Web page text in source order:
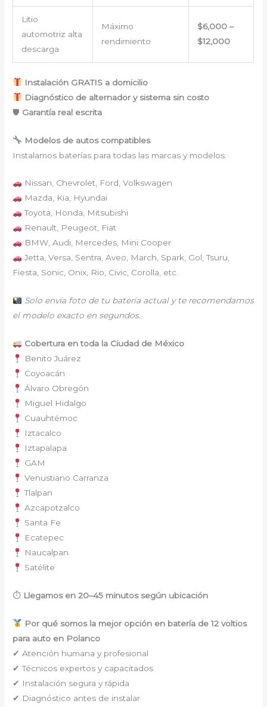
Litio
automotriz alta
descarga
Máximo
rendimiento
$6,000 –
$12,000
Instalación GRATIS a domicilio
Diagnóstico de alternador y sistema sin costo
🛡 Garantía real escrita
Modelos de autos compatibles
Instalamos baterías para todas las marcas y modelos:
Nissan, Chevrolet, Ford, Volkswagen
Mazda, Kia, Hyundai
Toyota, Honda, Mitsubishi
Renault, Peugeot, Fiat
BMW, Audi, Mercedes, Mini Cooper
Jetta, Versa, Sentra, Aveo, March, Spark, Gol, Tsuru,
Fiesta, Sonic, Onix, Rio, Civic, Corolla, etc.
Solo envía foto de tu batería actual y te recomendamos
el modelo exacto en segundos.
Cobertura en toda la Ciudad de México
Benito Juárez
Coyoacán
Álvaro Obregón
Miguel Hidalgo
Cuauhtémoc
Iztacalco
Iztapalapa
GAM
Venustiano Carranza
Tlalpan
Azcapotzalco
Santa Fe
Ecatepec
Naucalpan
Satélite
⏱ Llegamos en 20–45 minutos según ubicación
Por qué somos la mejor opción en batería de 12 voltios
para auto en Polanco
✔ Atención humana y profesional
✔ Técnicos expertos y capacitados
✔ Instalación segura y rápida
✔ Diagnóstico antes de instalar